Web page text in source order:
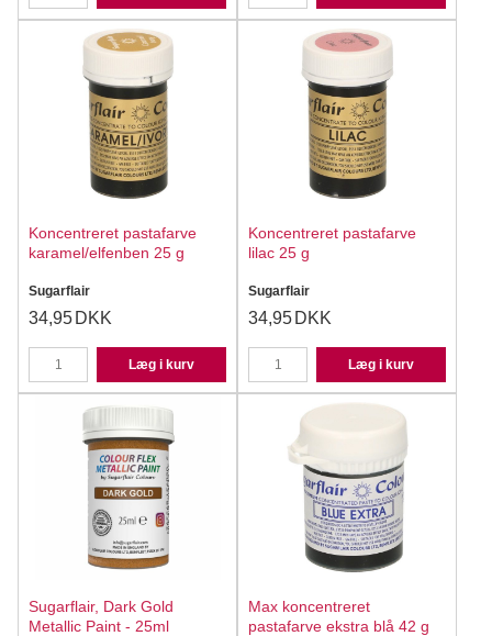
Koncentreret pastafarve
karamel/elfenben 25 g
Sugarflair
34,95 DKK
Læg i kurv
Koncentreret pastafarve
lilac 25 g
Sugarflair
34,95 DKK
Læg i kurv
Sugarflair, Dark Gold
Metallic Paint - 25ml
Max koncentreret
pastafarve ekstra blå 42 g